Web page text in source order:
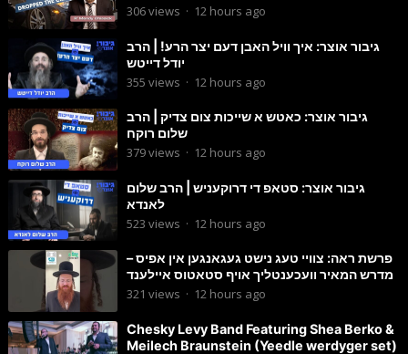
306views · 12 hours ago
גיבור אוצר: איך וויל האבן דעם יצר הרע! | הרב
יודל דייטש
355 views · 12 hours ago
גיבור אוצר: כאטש א שייכות צום צדיק | הרב
שלום רוקח
379views · 12 hours ago
גיבור אוצר: סטאפ די דרוקעניש | הרב שלום
לאנדא
523 views · 12 hours ago
פרשת ראה: צוויי טעג נישט געגאנגען אין אפיס –
מדרש המאיר וועכענטליך אויף סטאטוס איילענד
321 views · 12 hours ago
Chesky Levy Band Featuring Shea Berko &
Meilech Braunstein (Yeedle werdyger set)